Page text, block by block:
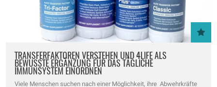
TRANSFERFAKTOREN VERSTEHEN UND 4LIFE ALS
BEWUSSTE ERGÄNZUNG FÜR DAS TÄGLICHE
IMMUNSYSTEM EINORDNEN
Viele Menschen suchen nach einer Möglichkeit, ihre Abwehrkräfte